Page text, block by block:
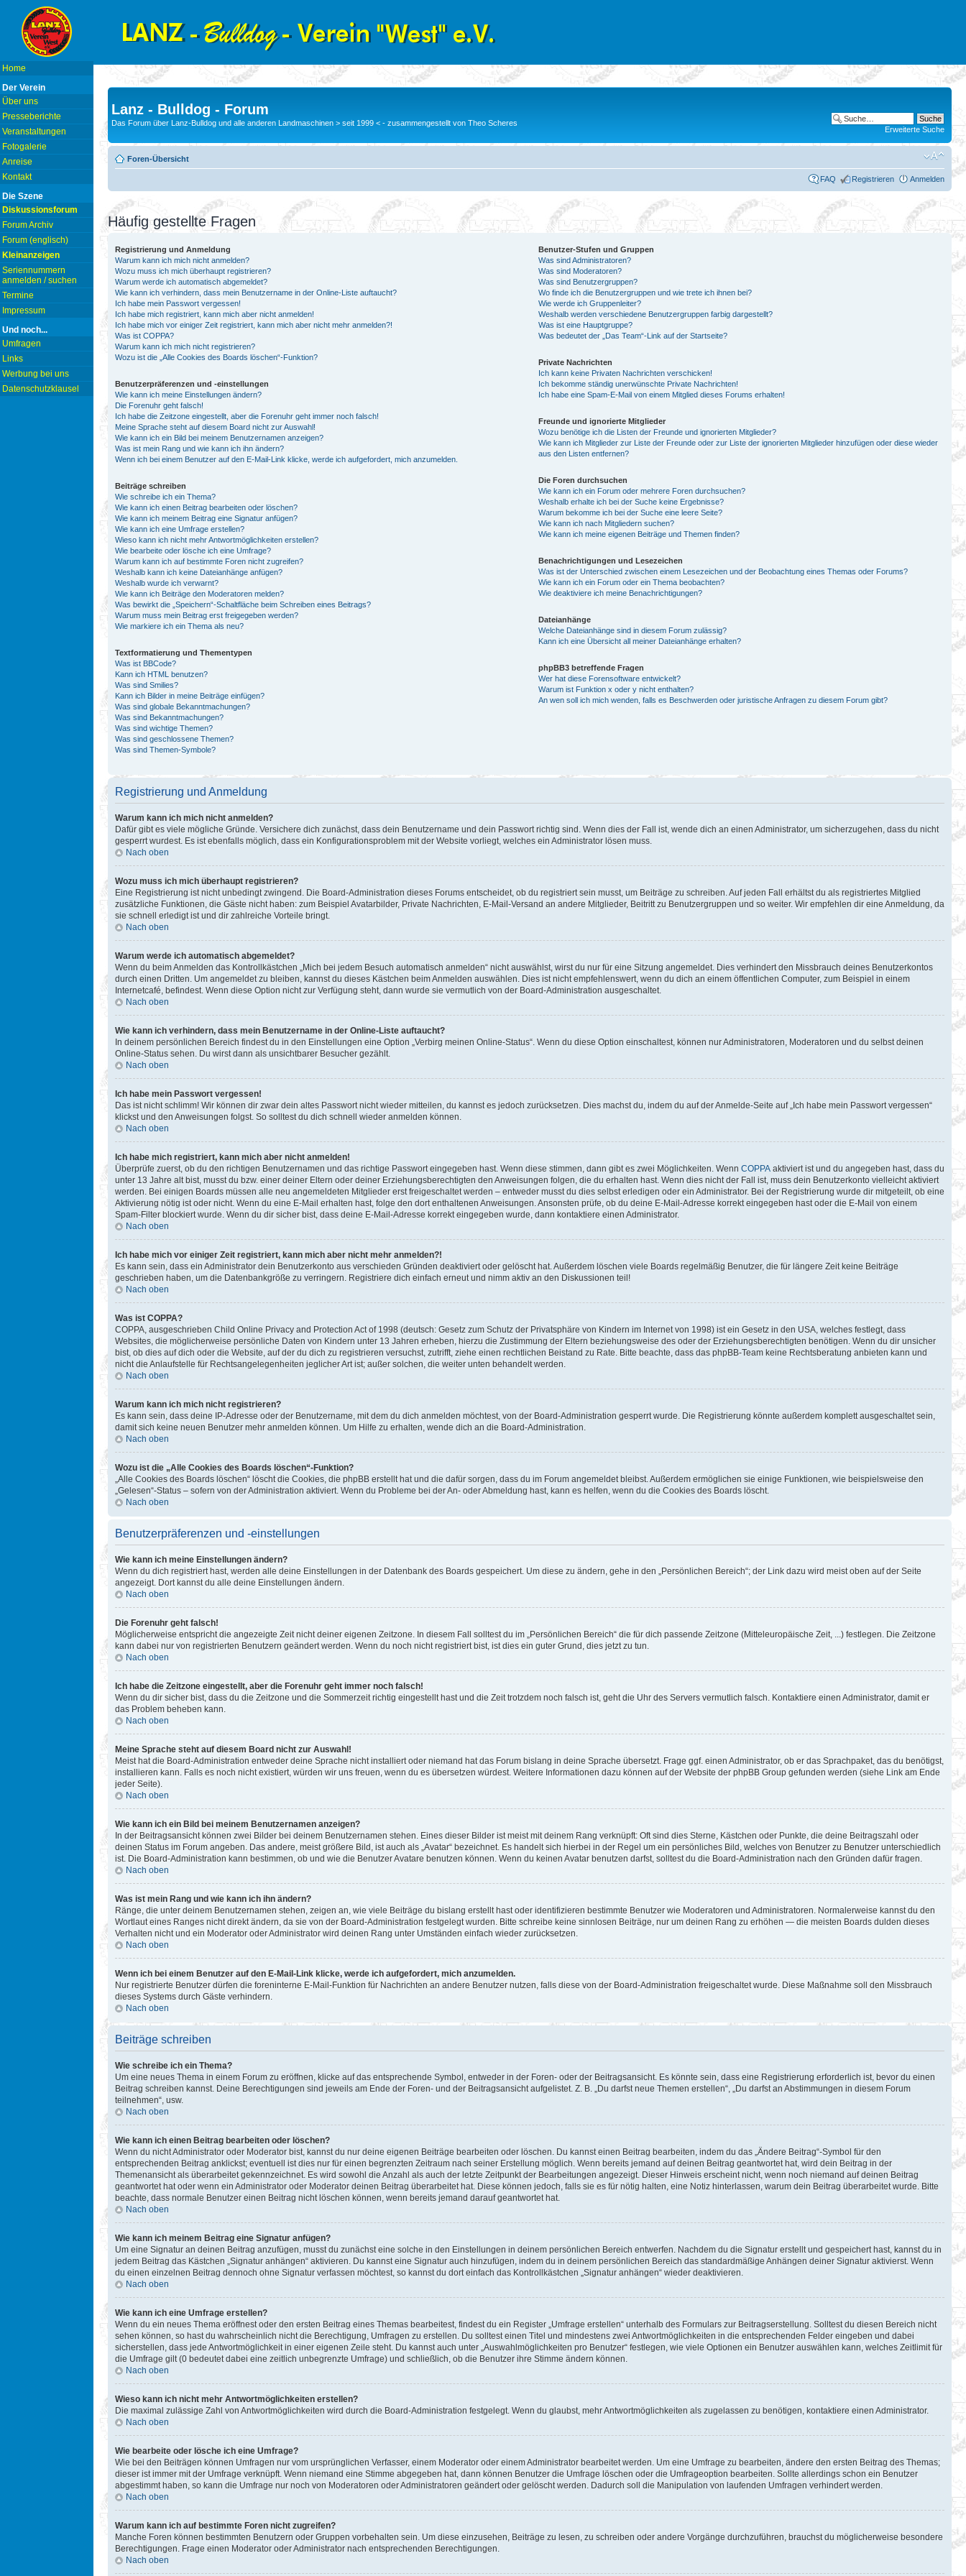
Home
Der Verein
Über uns
Presseberichte
Veranstaltungen
Fotogalerie
Anreise
Kontakt
Die Szene
Diskussionsforum
Forum Archiv
Forum (englisch)
Kleinanzeigen
Seriennummern
anmelden / suchen
Termine
Impressum
Und noch...
Umfragen
Links
Werbung bei uns
Datenschutzklausel
Lanz - Bulldog - Forum
Das Forum über Lanz-Bulldog und alle anderen Landmaschinen > seit 1999 < - zusammengestellt von Theo Scheres
Erweiterte Suche
Foren-Übersicht
FAQ Registrieren Anmelden
Häufig gestellte Fragen
Registrierung und Anmeldung
Warum kann ich mich nicht anmelden?
Wozu muss ich mich überhaupt registrieren?
Warum werde ich automatisch abgemeldet?
Wie kann ich verhindern, dass mein Benutzername in der Online-Liste auftaucht?
Ich habe mein Passwort vergessen!
Ich habe mich registriert, kann mich aber nicht anmelden!
Ich habe mich vor einiger Zeit registriert, kann mich aber nicht mehr anmelden?!
Was ist COPPA?
Warum kann ich mich nicht registrieren?
Wozu ist die „Alle Cookies des Boards löschen“-Funktion?
Benutzerpräferenzen und -einstellungen
Wie kann ich meine Einstellungen ändern?
Die Forenuhr geht falsch!
Ich habe die Zeitzone eingestellt, aber die Forenuhr geht immer noch falsch!
Meine Sprache steht auf diesem Board nicht zur Auswahl!
Wie kann ich ein Bild bei meinem Benutzernamen anzeigen?
Was ist mein Rang und wie kann ich ihn ändern?
Wenn ich bei einem Benutzer auf den E-Mail-Link klicke, werde ich aufgefordert, mich anzumelden.
Beiträge schreiben
Wie schreibe ich ein Thema?
Wie kann ich einen Beitrag bearbeiten oder löschen?
Wie kann ich meinem Beitrag eine Signatur anfügen?
Wie kann ich eine Umfrage erstellen?
Wieso kann ich nicht mehr Antwortmöglichkeiten erstellen?
Wie bearbeite oder lösche ich eine Umfrage?
Warum kann ich auf bestimmte Foren nicht zugreifen?
Weshalb kann ich keine Dateianhänge anfügen?
Weshalb wurde ich verwarnt?
Wie kann ich Beiträge den Moderatoren melden?
Was bewirkt die „Speichern“-Schaltfläche beim Schreiben eines Beitrags?
Warum muss mein Beitrag erst freigegeben werden?
Wie markiere ich ein Thema als neu?
Textformatierung und Thementypen
Was ist BBCode?
Kann ich HTML benutzen?
Was sind Smilies?
Kann ich Bilder in meine Beiträge einfügen?
Was sind globale Bekanntmachungen?
Was sind Bekanntmachungen?
Was sind wichtige Themen?
Was sind geschlossene Themen?
Was sind Themen-Symbole?
Benutzer-Stufen und Gruppen
Was sind Administratoren?
Was sind Moderatoren?
Was sind Benutzergruppen?
Wo finde ich die Benutzergruppen und wie trete ich ihnen bei?
Wie werde ich Gruppenleiter?
Weshalb werden verschiedene Benutzergruppen farbig dargestellt?
Was ist eine Hauptgruppe?
Was bedeutet der „Das Team“-Link auf der Startseite?
Private Nachrichten
Ich kann keine Privaten Nachrichten verschicken!
Ich bekomme ständig unerwünschte Private Nachrichten!
Ich habe eine Spam-E-Mail von einem Mitglied dieses Forums erhalten!
Freunde und ignorierte Mitglieder
Wozu benötige ich die Listen der Freunde und ignorierten Mitglieder?
Wie kann ich Mitglieder zur Liste der Freunde oder zur Liste der ignorierten Mitglieder hinzufügen oder diese wieder
aus den Listen entfernen?
Die Foren durchsuchen
Wie kann ich ein Forum oder mehrere Foren durchsuchen?
Weshalb erhalte ich bei der Suche keine Ergebnisse?
Warum bekomme ich bei der Suche eine leere Seite?
Wie kann ich nach Mitgliedern suchen?
Wie kann ich meine eigenen Beiträge und Themen finden?
Benachrichtigungen und Lesezeichen
Was ist der Unterschied zwischen einem Lesezeichen und der Beobachtung eines Themas oder Forums?
Wie kann ich ein Forum oder ein Thema beobachten?
Wie deaktiviere ich meine Benachrichtigungen?
Dateianhänge
Welche Dateianhänge sind in diesem Forum zulässig?
Kann ich eine Übersicht all meiner Dateianhänge erhalten?
phpBB3 betreffende Fragen
Wer hat diese Forensoftware entwickelt?
Warum ist Funktion x oder y nicht enthalten?
An wen soll ich mich wenden, falls es Beschwerden oder juristische Anfragen zu diesem Forum gibt?
Registrierung und Anmeldung
Warum kann ich mich nicht anmelden?
Dafür gibt es viele mögliche Gründe. Versichere dich zunächst, dass dein Benutzername und dein Passwort richtig sind. Wenn dies der Fall ist, wende dich an einen Administrator, um sicherzugehen, dass du nicht
gesperrt wurdest. Es ist ebenfalls möglich, dass ein Konfigurationsproblem mit der Website vorliegt, welches ein Administrator lösen muss.
Nach oben
Wozu muss ich mich überhaupt registrieren?
Eine Registrierung ist nicht unbedingt zwingend. Die Board-Administration dieses Forums entscheidet, ob du registriert sein musst, um Beiträge zu schreiben. Auf jeden Fall erhältst du als registriertes Mitglied
zusätzliche Funktionen, die Gäste nicht haben: zum Beispiel Avatarbilder, Private Nachrichten, E-Mail-Versand an andere Mitglieder, Beitritt zu Benutzergruppen und so weiter. Wir empfehlen dir eine Anmeldung, da
sie schnell erledigt ist und dir zahlreiche Vorteile bringt.
Nach oben
Warum werde ich automatisch abgemeldet?
Wenn du beim Anmelden das Kontrollkästchen „Mich bei jedem Besuch automatisch anmelden“ nicht auswählst, wirst du nur für eine Sitzung angemeldet. Dies verhindert den Missbrauch deines Benutzerkontos
durch einen Dritten. Um angemeldet zu bleiben, kannst du dieses Kästchen beim Anmelden auswählen. Dies ist nicht empfehlenswert, wenn du dich an einem öffentlichen Computer, zum Beispiel in einem
Internetcafé, befindest. Wenn diese Option nicht zur Verfügung steht, dann wurde sie vermutlich von der Board-Administration ausgeschaltet.
Nach oben
Wie kann ich verhindern, dass mein Benutzername in der Online-Liste auftaucht?
In deinem persönlichen Bereich findest du in den Einstellungen eine Option „Verbirg meinen Online-Status“. Wenn du diese Option einschaltest, können nur Administratoren, Moderatoren und du selbst deinen
Online-Status sehen. Du wirst dann als unsichtbarer Besucher gezählt.
Nach oben
Ich habe mein Passwort vergessen!
Das ist nicht schlimm! Wir können dir zwar dein altes Passwort nicht wieder mitteilen, du kannst es jedoch zurücksetzen. Dies machst du, indem du auf der Anmelde-Seite auf „Ich habe mein Passwort vergessen“
klickst und den Anweisungen folgst. So solltest du dich schnell wieder anmelden können.
Nach oben
Ich habe mich registriert, kann mich aber nicht anmelden!
Überprüfe zuerst, ob du den richtigen Benutzernamen und das richtige Passwort eingegeben hast. Wenn diese stimmen, dann gibt es zwei Möglichkeiten. Wenn COPPA aktiviert ist und du angegeben hast, dass du
unter 13 Jahre alt bist, musst du bzw. einer deiner Eltern oder deiner Erziehungsberechtigten den Anweisungen folgen, die du erhalten hast. Wenn dies nicht der Fall ist, muss dein Benutzerkonto vielleicht aktiviert
werden. Bei einigen Boards müssen alle neu angemeldeten Mitglieder erst freigeschaltet werden – entweder musst du dies selbst erledigen oder ein Administrator. Bei der Registrierung wurde dir mitgeteilt, ob eine
Aktivierung nötig ist oder nicht. Wenn du eine E-Mail erhalten hast, folge den dort enthaltenen Anweisungen. Ansonsten prüfe, ob du deine E-Mail-Adresse korrekt eingegeben hast oder die E-Mail von einem
Spam-Filter blockiert wurde. Wenn du dir sicher bist, dass deine E-Mail-Adresse korrekt eingegeben wurde, dann kontaktiere einen Administrator.
Nach oben
Ich habe mich vor einiger Zeit registriert, kann mich aber nicht mehr anmelden?!
Es kann sein, dass ein Administrator dein Benutzerkonto aus verschieden Gründen deaktiviert oder gelöscht hat. Außerdem löschen viele Boards regelmäßig Benutzer, die für längere Zeit keine Beiträge
geschrieben haben, um die Datenbankgröße zu verringern. Registriere dich einfach erneut und nimm aktiv an den Diskussionen teil!
Nach oben
Was ist COPPA?
COPPA, ausgeschrieben Child Online Privacy and Protection Act of 1998 (deutsch: Gesetz zum Schutz der Privatsphäre von Kindern im Internet von 1998) ist ein Gesetz in den USA, welches festlegt, dass
Websites, die möglicherweise persönliche Daten von Kindern unter 13 Jahren erheben, hierzu die Zustimmung der Eltern beziehungsweise des oder der Erziehungsberechtigten benötigen. Wenn du dir unsicher
bist, ob dies auf dich oder die Website, auf der du dich zu registrieren versuchst, zutrifft, ziehe einen rechtlichen Beistand zu Rate. Bitte beachte, dass das phpBB-Team keine Rechtsberatung anbieten kann und
nicht die Anlaufstelle für Rechtsangelegenheiten jeglicher Art ist; außer solchen, die weiter unten behandelt werden.
Nach oben
Warum kann ich mich nicht registrieren?
Es kann sein, dass deine IP-Adresse oder der Benutzername, mit dem du dich anmelden möchtest, von der Board-Administration gesperrt wurde. Die Registrierung könnte außerdem komplett ausgeschaltet sein,
damit sich keine neuen Benutzer mehr anmelden können. Um Hilfe zu erhalten, wende dich an die Board-Administration.
Nach oben
Wozu ist die „Alle Cookies des Boards löschen“-Funktion?
„Alle Cookies des Boards löschen“ löscht die Cookies, die phpBB erstellt hat und die dafür sorgen, dass du im Forum angemeldet bleibst. Außerdem ermöglichen sie einige Funktionen, wie beispielsweise den
„Gelesen“-Status – sofern von der Administration aktiviert. Wenn du Probleme bei der An- oder Abmeldung hast, kann es helfen, wenn du die Cookies des Boards löscht.
Nach oben
Benutzerpräferenzen und -einstellungen
Wie kann ich meine Einstellungen ändern?
Wenn du dich registriert hast, werden alle deine Einstellungen in der Datenbank des Boards gespeichert. Um diese zu ändern, gehe in den „Persönlichen Bereich“; der Link dazu wird meist oben auf der Seite
angezeigt. Dort kannst du alle deine Einstellungen ändern.
Nach oben
Die Forenuhr geht falsch!
Möglicherweise entspricht die angezeigte Zeit nicht deiner eigenen Zeitzone. In diesem Fall solltest du im „Persönlichen Bereich“ die für dich passende Zeitzone (Mitteleuropäische Zeit, ...) festlegen. Die Zeitzone
kann dabei nur von registrierten Benutzern geändert werden. Wenn du noch nicht registriert bist, ist dies ein guter Grund, dies jetzt zu tun.
Nach oben
Ich habe die Zeitzone eingestellt, aber die Forenuhr geht immer noch falsch!
Wenn du dir sicher bist, dass du die Zeitzone und die Sommerzeit richtig eingestellt hast und die Zeit trotzdem noch falsch ist, geht die Uhr des Servers vermutlich falsch. Kontaktiere einen Administrator, damit er
das Problem beheben kann.
Nach oben
Meine Sprache steht auf diesem Board nicht zur Auswahl!
Meist hat die Board-Administration entweder deine Sprache nicht installiert oder niemand hat das Forum bislang in deine Sprache übersetzt. Frage ggf. einen Administrator, ob er das Sprachpaket, das du benötigst,
installieren kann. Falls es noch nicht existiert, würden wir uns freuen, wenn du es übersetzen würdest. Weitere Informationen dazu können auf der Website der phpBB Group gefunden werden (siehe Link am Ende
jeder Seite).
Nach oben
Wie kann ich ein Bild bei meinem Benutzernamen anzeigen?
In der Beitragsansicht können zwei Bilder bei deinem Benutzernamen stehen. Eines dieser Bilder ist meist mit deinem Rang verknüpft: Oft sind dies Sterne, Kästchen oder Punkte, die deine Beitragszahl oder
deinen Status im Forum angeben. Das andere, meist größere Bild, ist auch als „Avatar“ bezeichnet. Es handelt sich hierbei in der Regel um ein persönliches Bild, welches von Benutzer zu Benutzer unterschiedlich
ist. Die Board-Administration kann bestimmen, ob und wie die Benutzer Avatare benutzen können. Wenn du keinen Avatar benutzen darfst, solltest du die Board-Administration nach den Gründen dafür fragen.
Nach oben
Was ist mein Rang und wie kann ich ihn ändern?
Ränge, die unter deinem Benutzernamen stehen, zeigen an, wie viele Beiträge du bislang erstellt hast oder identifizieren bestimmte Benutzer wie Moderatoren und Administratoren. Normalerweise kannst du den
Wortlaut eines Ranges nicht direkt ändern, da sie von der Board-Administration festgelegt wurden. Bitte schreibe keine sinnlosen Beiträge, nur um deinen Rang zu erhöhen — die meisten Boards dulden dieses
Verhalten nicht und ein Moderator oder Administrator wird deinen Rang unter Umständen einfach wieder zurücksetzen.
Nach oben
Wenn ich bei einem Benutzer auf den E-Mail-Link klicke, werde ich aufgefordert, mich anzumelden.
Nur registrierte Benutzer dürfen die foreninterne E-Mail-Funktion für Nachrichten an andere Benutzer nutzen, falls diese von der Board-Administration freigeschaltet wurde. Diese Maßnahme soll den Missbrauch
dieses Systems durch Gäste verhindern.
Nach oben
Beiträge schreiben
Wie schreibe ich ein Thema?
Um eine neues Thema in einem Forum zu eröffnen, klicke auf das entsprechende Symbol, entweder in der Foren- oder der Beitragsansicht. Es könnte sein, dass eine Registrierung erforderlich ist, bevor du einen
Beitrag schreiben kannst. Deine Berechtigungen sind jeweils am Ende der Foren- und der Beitragsansicht aufgelistet. Z. B. „Du darfst neue Themen erstellen“, „Du darfst an Abstimmungen in diesem Forum
teilnehmen“, usw.
Nach oben
Wie kann ich einen Beitrag bearbeiten oder löschen?
Wenn du nicht Administrator oder Moderator bist, kannst du nur deine eigenen Beiträge bearbeiten oder löschen. Du kannst einen Beitrag bearbeiten, indem du das „Ändere Beitrag“-Symbol für den
entsprechenden Beitrag anklickst; eventuell ist dies nur für einen begrenzten Zeitraum nach seiner Erstellung möglich. Wenn bereits jemand auf deinen Beitrag geantwortet hat, wird dein Beitrag in der
Themenansicht als überarbeitet gekennzeichnet. Es wird sowohl die Anzahl als auch der letzte Zeitpunkt der Bearbeitungen angezeigt. Dieser Hinweis erscheint nicht, wenn noch niemand auf deinen Beitrag
geantwortet hat oder wenn ein Administrator oder Moderator deinen Beitrag überarbeitet hat. Diese können jedoch, falls sie es für nötig halten, eine Notiz hinterlassen, warum dein Beitrag überarbeitet wurde. Bitte
beachte, dass normale Benutzer einen Beitrag nicht löschen können, wenn bereits jemand darauf geantwortet hat.
Nach oben
Wie kann ich meinem Beitrag eine Signatur anfügen?
Um eine Signatur an deinen Beitrag anzufügen, musst du zunächst eine solche in den Einstellungen in deinem persönlichen Bereich entwerfen. Nachdem du die Signatur erstellt und gespeichert hast, kannst du in
jedem Beitrag das Kästchen „Signatur anhängen“ aktivieren. Du kannst eine Signatur auch hinzufügen, indem du in deinem persönlichen Bereich das standardmäßige Anhängen deiner Signatur aktivierst. Wenn
du einen einzelnen Beitrag dennoch ohne Signatur verfassen möchtest, so kannst du dort einfach das Kontrollkästchen „Signatur anhängen“ wieder deaktivieren.
Nach oben
Wie kann ich eine Umfrage erstellen?
Wenn du ein neues Thema eröffnest oder den ersten Beitrag eines Themas bearbeitest, findest du ein Register „Umfrage erstellen“ unterhalb des Formulars zur Beitragserstellung. Solltest du diesen Bereich nicht
sehen können, so hast du wahrscheinlich nicht die Berechtigung, Umfragen zu erstellen. Du solltest einen Titel und mindestens zwei Antwortmöglichkeiten in die entsprechenden Felder eingeben und dabei
sicherstellen, dass jede Antwortmöglichkeit in einer eigenen Zeile steht. Du kannst auch unter „Auswahlmöglichkeiten pro Benutzer“ festlegen, wie viele Optionen ein Benutzer auswählen kann, welches Zeitlimit für
die Umfrage gilt (0 bedeutet dabei eine zeitlich unbegrenzte Umfrage) und schließlich, ob die Benutzer ihre Stimme ändern können.
Nach oben
Wieso kann ich nicht mehr Antwortmöglichkeiten erstellen?
Die maximal zulässige Zahl von Antwortmöglichkeiten wird durch die Board-Administration festgelegt. Wenn du glaubst, mehr Antwortmöglichkeiten als zugelassen zu benötigen, kontaktiere einen Administrator.
Nach oben
Wie bearbeite oder lösche ich eine Umfrage?
Wie bei den Beiträgen können Umfragen nur vom ursprünglichen Verfasser, einem Moderator oder einem Administrator bearbeitet werden. Um eine Umfrage zu bearbeiten, ändere den ersten Beitrag des Themas;
dieser ist immer mit der Umfrage verknüpft. Wenn niemand eine Stimme abgegeben hat, dann können Benutzer die Umfrage löschen oder die Umfrageoption bearbeiten. Sollte allerdings schon ein Benutzer
abgestimmt haben, so kann die Umfrage nur noch von Moderatoren oder Administratoren geändert oder gelöscht werden. Dadurch soll die Manipulation von laufenden Umfragen verhindert werden.
Nach oben
Warum kann ich auf bestimmte Foren nicht zugreifen?
Manche Foren können bestimmten Benutzern oder Gruppen vorbehalten sein. Um diese einzusehen, Beiträge zu lesen, zu schreiben oder andere Vorgänge durchzuführen, brauchst du möglicherweise besondere
Berechtigungen. Frage einen Moderator oder Administrator nach entsprechenden Berechtigungen.
Nach oben